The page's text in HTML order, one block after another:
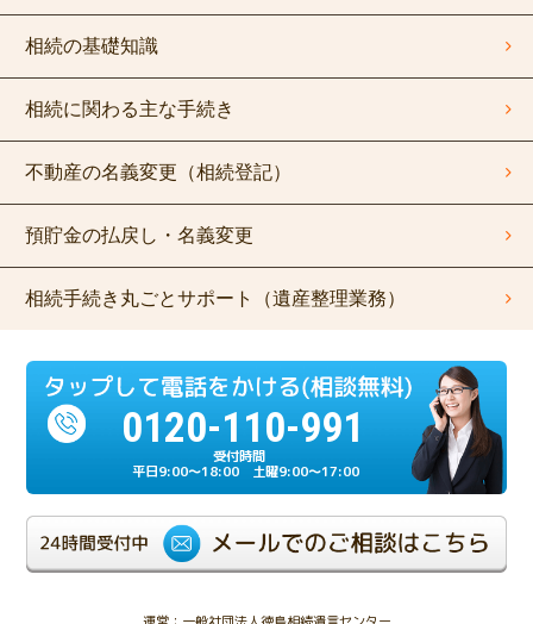
相続の基礎知識
相続に関わる主な手続き
不動産の名義変更（相続登記）
預貯金の払戻し・名義変更
相続手続き丸ごとサポート（遺産整理業務）
0120-110-991
平日9:00～18:00 土曜9:00～17:00